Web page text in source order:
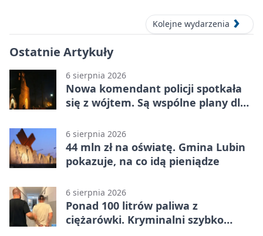
Kolejne wydarzenia
Ostatnie Artykuły
6 sierpnia 2026
Nowa komendant policji spotkała
się z wójtem. Są wspólne plany dla
6 sierpnia 2026
44 mln zł na oświatę. Gmina Lubin
pokazuje, na co idą pieniądze
6 sierpnia 2026
Ponad 100 litrów paliwa z
ciężarówki. Kryminalni szybko